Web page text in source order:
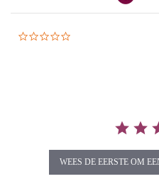
WEES DE EERSTE OM